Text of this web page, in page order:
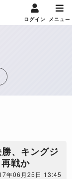
ログイン メニュー
、キングジ
戦か
年06月25日 13:45